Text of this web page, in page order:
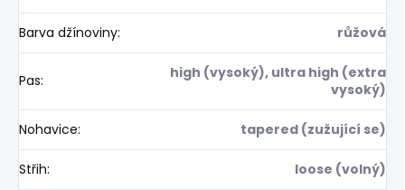
Barva džínoviny: růžová
Pas:
high (vysoký), ultra high (extra
vysoký)
Nohavice: tapered (zužující se)
Střih: loose (volný)